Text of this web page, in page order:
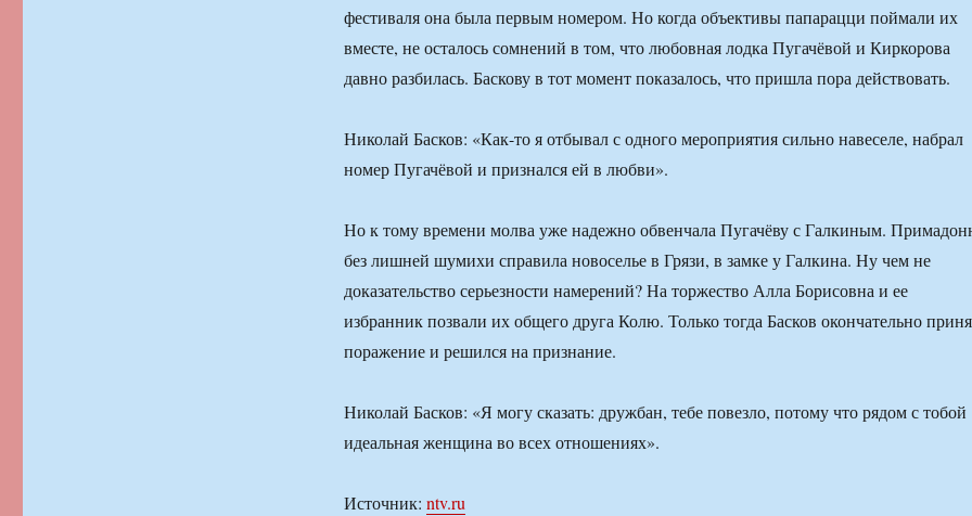
фестиваля она была первым номером. Но когда объективы папарацци поймали их
вместе, не осталось сомнений в том, что любовная лодка Пугачёвой и Киркорова
давно разбилась. Баскову в тот момент показалось, что пришла пора действовать.
Николай Басков: «Как-то я отбывал с одного мероприятия сильно навеселе, набрал
номер Пугачёвой и признался ей в любви».
Но к тому времени молва уже надежно обвенчала Пугачёву с Галкиным.
без лишней шумихи справила новоселье в Грязи, в замке у Галкина. Ну чем не
доказательство серьезности намерений? На торжество Алла Борисовна и ее
избранник позвали их общего друга Колю. Только тогда Басков окончательно
поражение и решился на признание.
Николай Басков: «Я могу сказать: дружбан, тебе повезло, потому что рядом с тобой
идеальная женщина во всех отношениях».
Источник: ntv.ru